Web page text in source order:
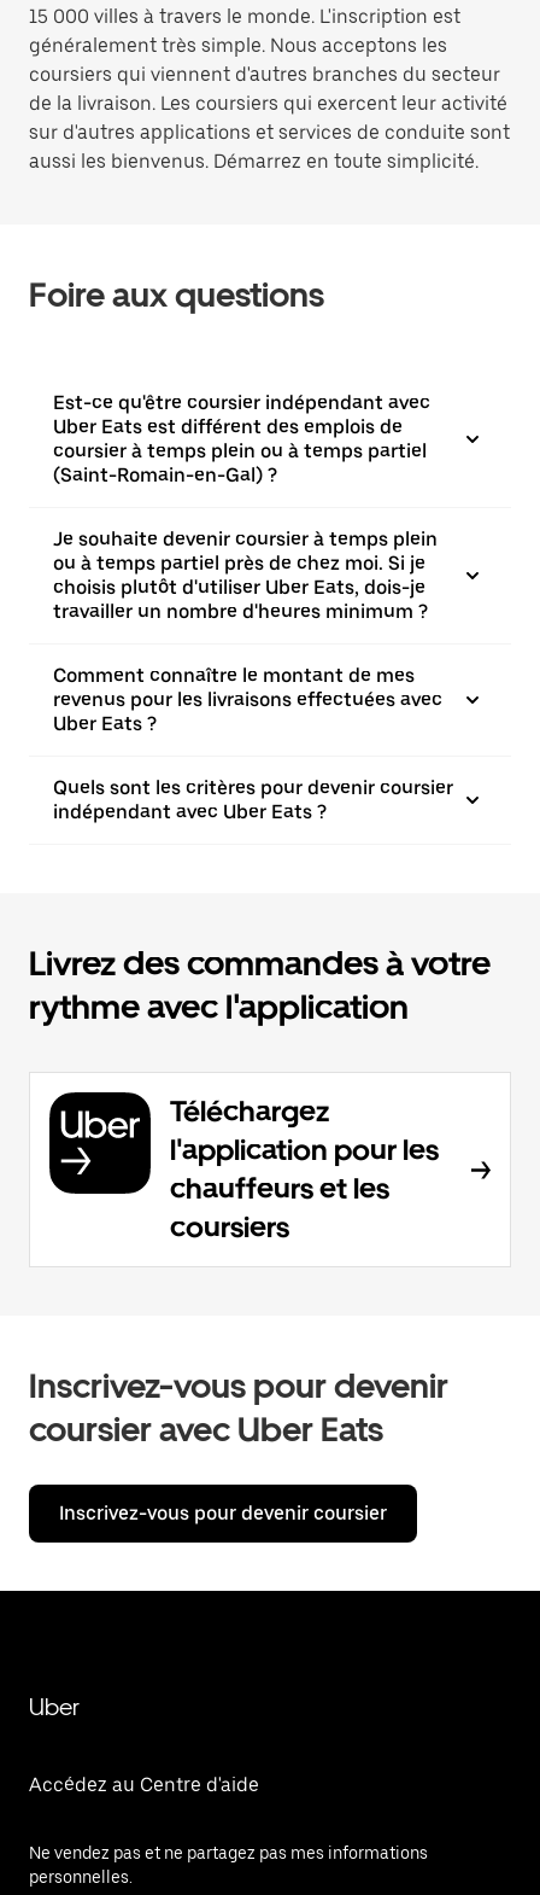
15 000 villes à travers le monde. L'inscription est
généralement très simple. Nous acceptons les
coursiers qui viennent d'autres branches du secteur
de la livraison. Les coursiers qui exercent leur activité
sur d'autres applications et services de conduite sont
aussi les bienvenus. Démarrez en toute simplicité.
Foire aux questions
Est-ce qu'être coursier indépendant avec
Uber Eats est différent des emplois de
coursier à temps plein ou à temps partiel
(Saint-Romain-en-Gal) ?
Je souhaite devenir coursier à temps plein
ou à temps partiel près de chez moi. Si je
choisis plutôt d'utiliser Uber Eats, dois-je
travailler un nombre d'heures minimum ?
Comment connaître le montant de mes
revenus pour les livraisons effectuées avec
Uber Eats ?
Quels sont les critères pour devenir coursier
indépendant avec Uber Eats ?
Livrez des commandes à votre
rythme avec l'application
Téléchargez
l'application pour les
chauffeurs et les
coursiers
Inscrivez-vous pour devenir
coursier avec Uber Eats
Inscrivez-vous pour devenir coursier
Uber
Accédez au Centre d'aide
Ne vendez pas et ne partagez pas mes informations
personnelles.